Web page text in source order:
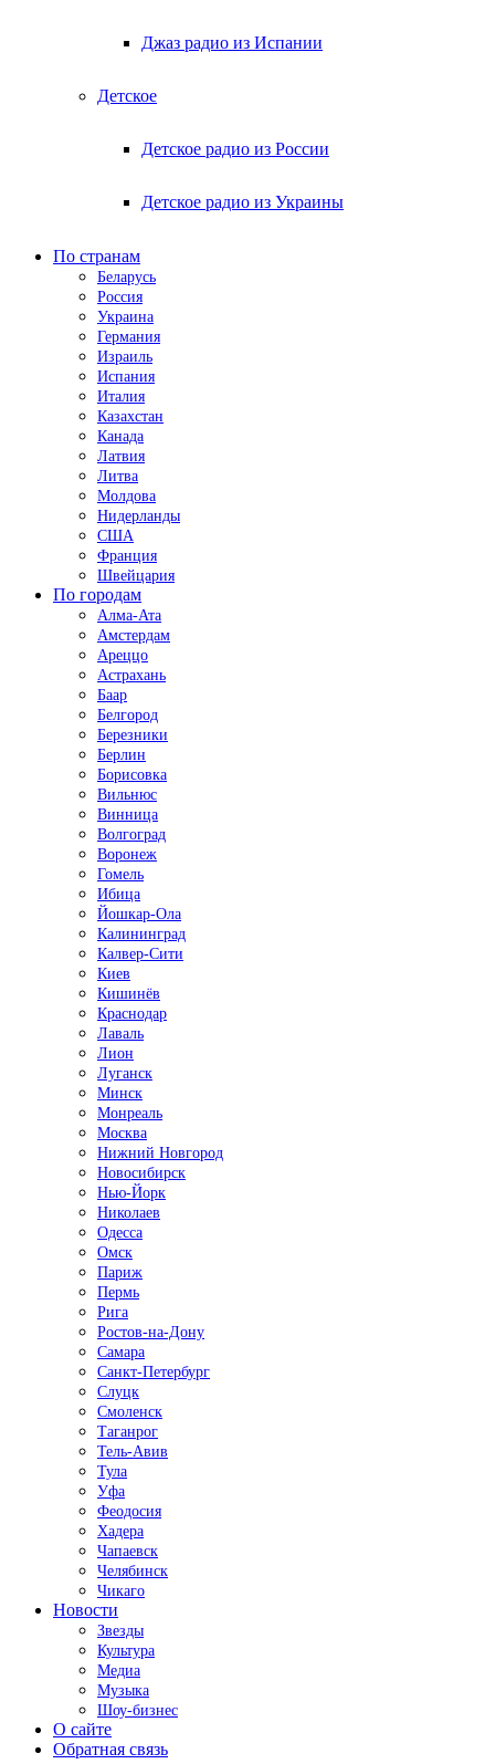
Джаз радио из Испании
Детское
Детское радио из России
Детское радио из Украины
По странам
Беларусь
Россия
Украина
Германия
Израиль
Испания
Италия
Казахстан
Канада
Латвия
Литва
Молдова
Нидерланды
США
Франция
Швейцария
По городам
Алма-Ата
Амстердам
Ареццо
Астрахань
Баар
Белгород
Березники
Берлин
Борисовка
Вильнюс
Винница
Волгоград
Воронеж
Гомель
Ибица
Йошкар-Ола
Калининград
Калвер-Сити
Киев
Кишинёв
Краснодар
Лаваль
Лион
Луганск
Минск
Монреаль
Москва
Нижний Новгород
Новосибирск
Нью-Йорк
Николаев
Одесса
Омск
Париж
Пермь
Рига
Ростов-на-Дону
Самара
Санкт-Петербург
Слуцк
Смоленск
Таганрог
Тель-Авив
Тула
Уфа
Феодосия
Хадера
Чапаевск
Челябинск
Чикаго
Новости
Звезды
Культура
Медиа
Музыка
Шоу-бизнес
О сайте
Обратная связь